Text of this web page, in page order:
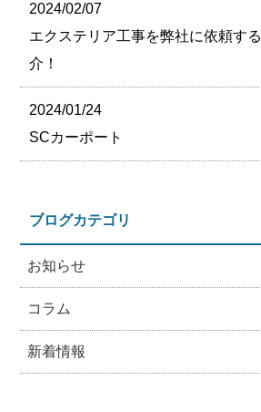
2024/02/07
エクステリア工事を弊社に依頼す
介！
2024/01/24
SCカーポート
ブログカテゴリ
お知らせ
コラム
新着情報